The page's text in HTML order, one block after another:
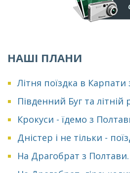
НАШІ ПЛАНИ
Літня поїздка в
Південний Буг та літній
Крокуси - їдемо з
Дністер і не тільки -
На Драгобрат з